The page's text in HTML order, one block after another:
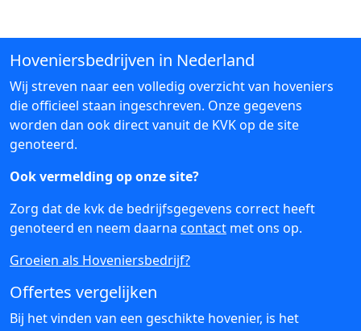
Hoveniersbedrijven in Nederland
Wij streven naar een volledig overzicht van hoveniers
die officieel staan ingeschreven. Onze gegevens
worden dan ook direct vanuit de KVK op de site
genoteerd.
Ook vermelding op onze site?
Zorg dat de kvk de bedrijfsgegevens correct heeft
genoteerd en neem daarna contact met ons op.
Groeien als Hoveniersbedrijf?
Offertes vergelijken
Bij het vinden van een geschikte hovenier, is het